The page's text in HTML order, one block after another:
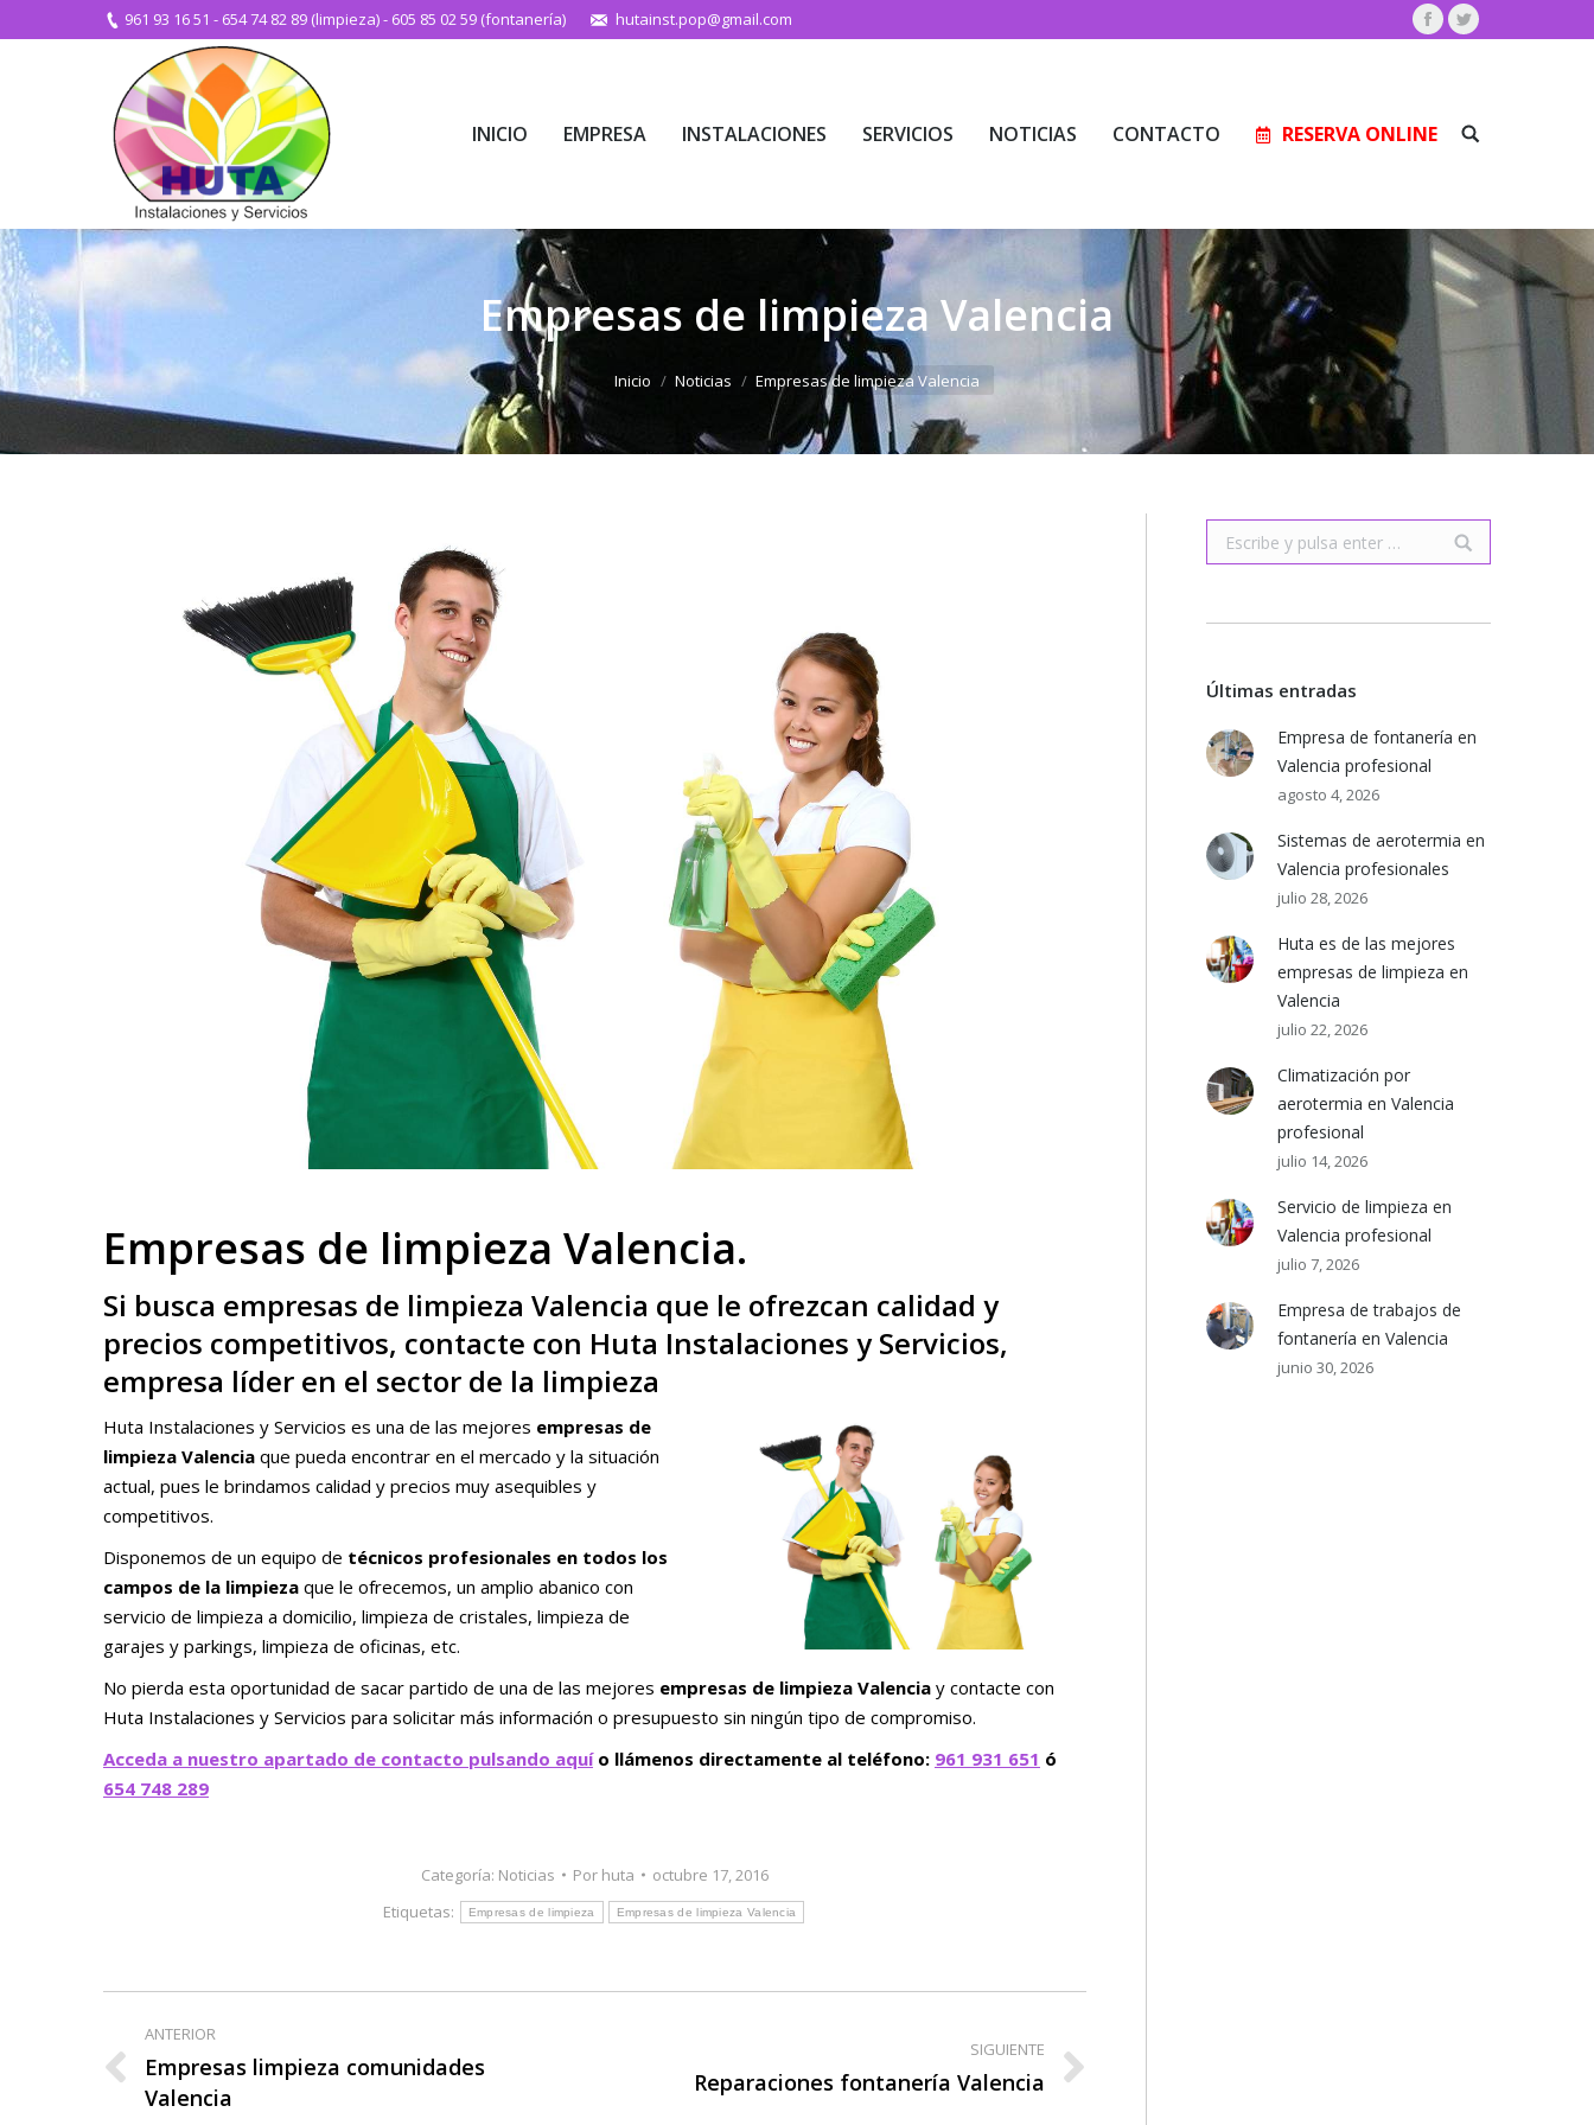
961 93 16 51 - 654 74 82 89 (limpieza)- 605 85 02 59 (fontanería) hutainst.pop@gmail.com Facebook
Twitter
INICIO EMPRESA INSTALACIONES SERVICIOS NOTICIAS CONTACTO RESERVA ONLINE Buscar:
Empresas de limpieza Valencia
Inicio Noticias Empresas de limpieza Valencia
Empresas de limpieza Valencia.
Si busca empresas de limpieza Valencia que le ofrezcan calidad y
precios competitivos, contacte con Huta Instalaciones y Servicios,
empresa líder en el sector de la limpieza
Huta Instalaciones y Servicios es una de las mejores empresas de
limpieza Valencia que pueda encontrar en el mercado y la situación
actual, pues le brindamos calidad y precios muy asequibles y
competitivos.
Disponemos de un equipo de técnicos profesionales en todos los
campos de la limpieza que le ofrecemos, un amplio abanico con
servicio de limpieza a domicilio, limpieza de cristales, limpieza de
garajes y parkings, limpieza de oficinas, etc.
No pierda esta oportunidad de sacar partido de una de las mejores empresas de limpieza Valencia y contacte con
Huta Instalaciones y Servicios para solicitar más información o presupuesto sin ningún tipo de compromiso.
Acceda a nuestro apartado de contacto pulsando aquío llámenos directamente al teléfono: 961 931 651 ó
654 748 289
Categoría: Noticias Por huta
octubre 17, 2016
Etiquetas:
Empresas de limpieza Empresas de limpieza Valencia
Navegación
entre
ANTERIOR
Publicación
anterior:
Empresas limpieza comunidades
Valencia
SIGUIENTE
PublicaciónReparaciones fontanería Valencia
Buscar:
Últimas entradas
Empresa de fontanería en
Valencia profesional
agosto 4, 2026
Sistemas de aerotermia en
Valencia profesionales
julio 28, 2026
Huta es de las mejores
empresas de limpieza en
Valencia
julio 22, 2026
Climatización por
aerotermia en Valencia
profesional
julio 14, 2026
Servicio de limpieza en
Valencia profesional
julio 7, 2026
Empresa de trabajos de
fontanería en Valencia
junio 30, 2026